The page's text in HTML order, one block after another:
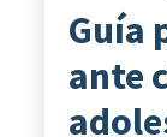
Guía
ante